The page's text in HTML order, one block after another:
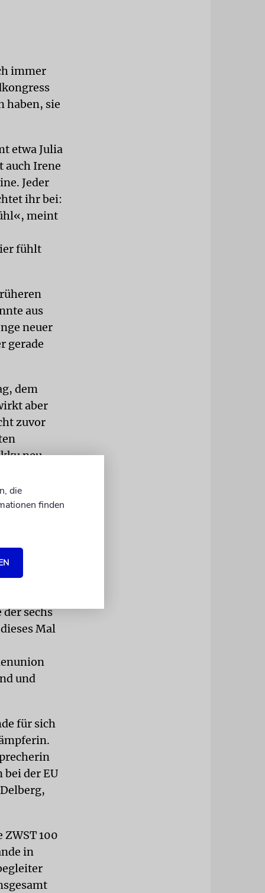
immer
haben, sie
etwa Julia
auch Irene
Jeder
ihr bei:
meint
fühlt
aus
neuer
gerade
dem
aber
zuvor
neu
der
jedoch
sechs
Mal
und
für sich
bei der EU
100
in
die
finden